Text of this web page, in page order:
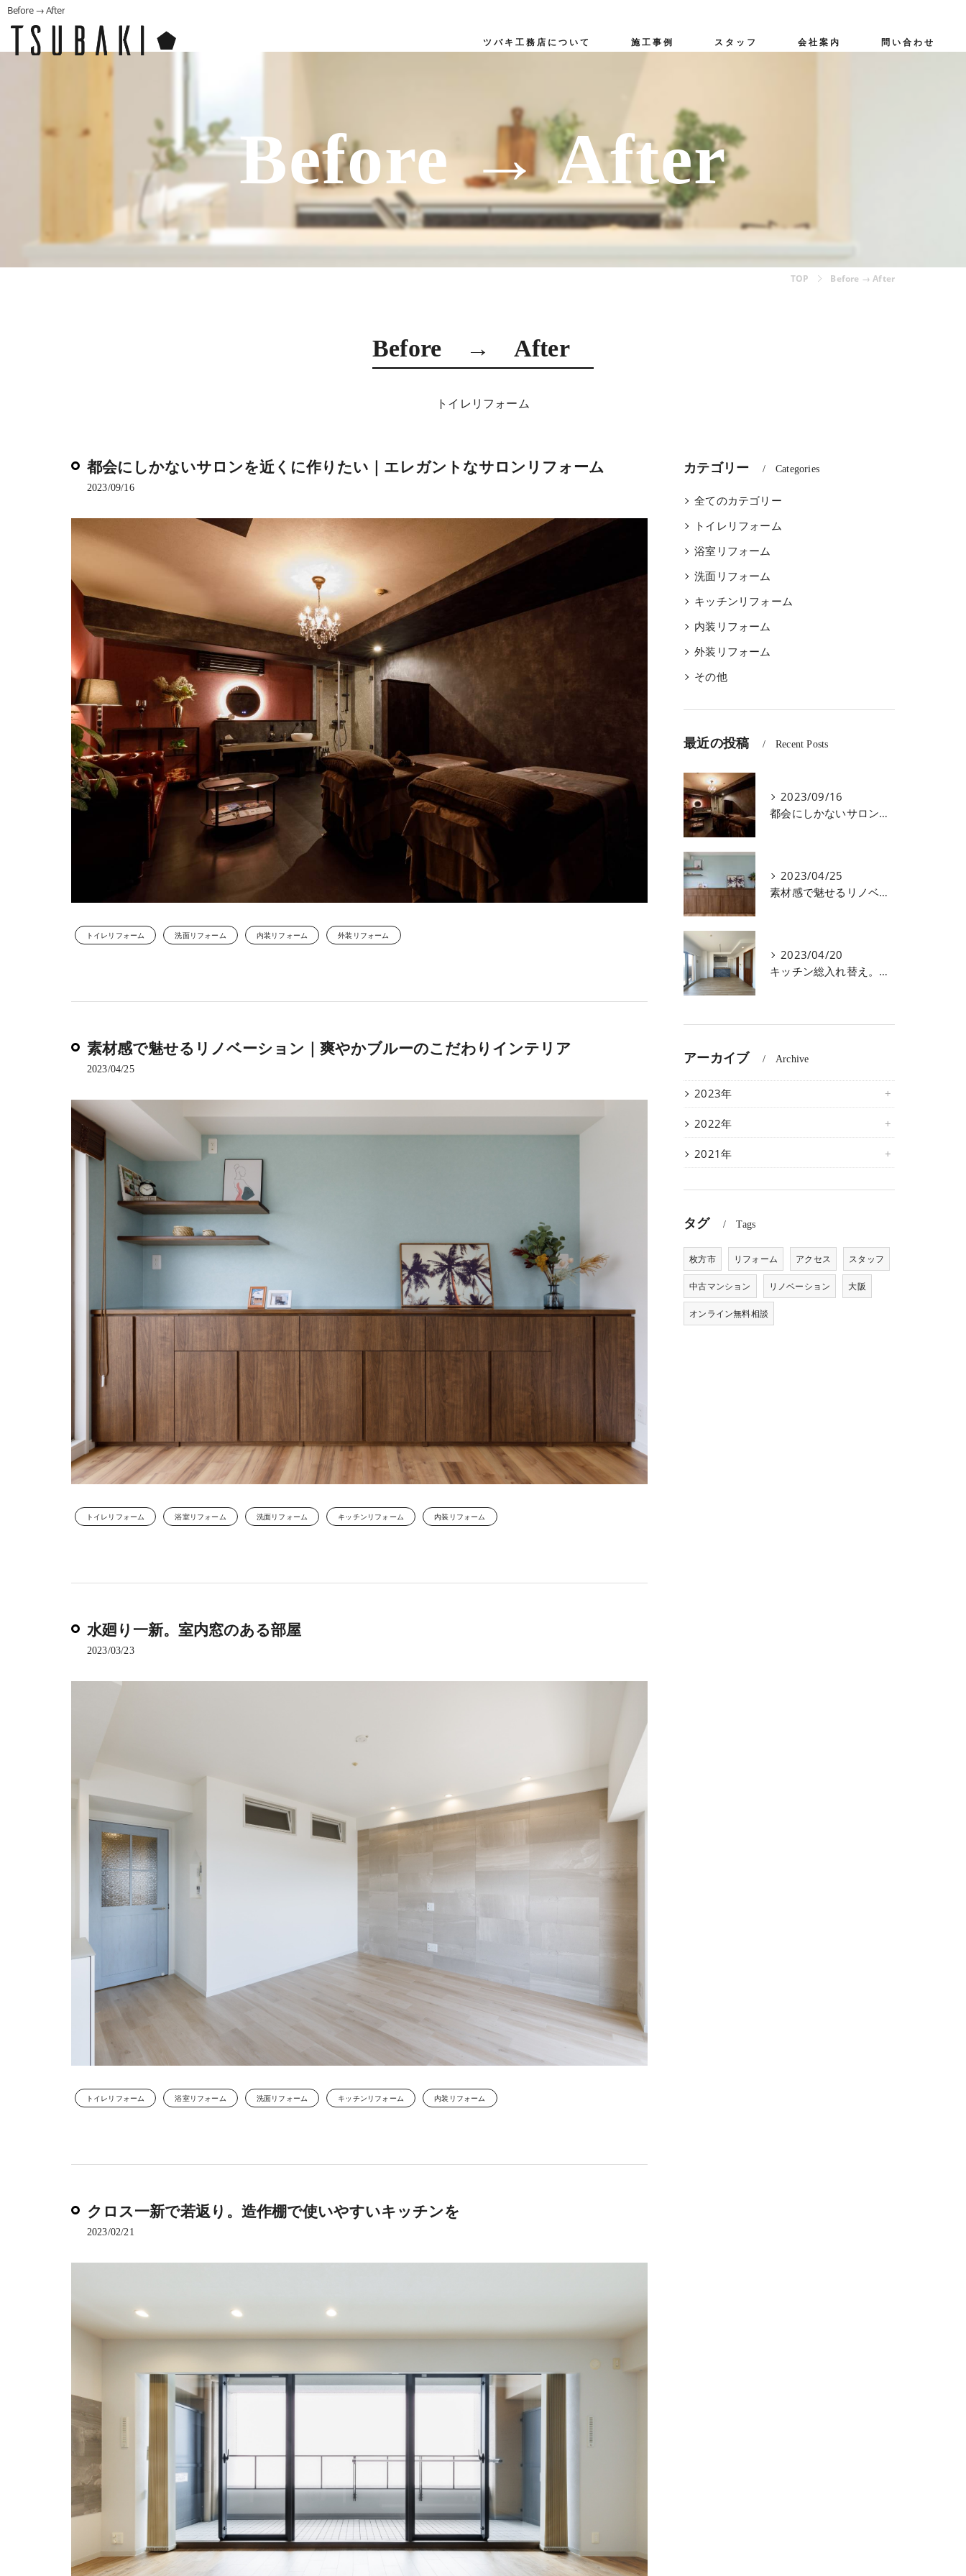
Before → After
ツバキ工務店について
リフォーム
施工事例 スタッフ 会社案内 問い合わせ
Before → After
TOP Before → After
Before → After
トイレリフォーム
都会にしかないサロンを近くに作りたい｜エレガントなサロンリフォーム
2023/09/16
トイレリフォーム 洗面リフォーム 内装リフォーム 外装リフォーム
素材感で魅せるリノベーション｜爽やかブルーのこだわりインテリア
2023/04/25
トイレリフォーム 浴室リフォーム 洗面リフォーム キッチンリフォーム 内装リフォーム
水廻り一新。室内窓のある部屋
2023/03/23
トイレリフォーム 浴室リフォーム 洗面リフォーム キッチンリフォーム 内装リフォーム
クロス一新で若返り。造作棚で使いやすいキッチンを
2023/02/21
カテゴリー Categories
全てのカテゴリー
トイレリフォーム
浴室リフォーム
洗面リフォーム
キッチンリフォーム
内装リフォーム
外装リフォーム
その他
最近の投稿 Recent Posts
2023/09/16
都会にしかないサロンを近くに作りたい｜エレガントなサロンリフォーム
2023/04/25
素材感で魅せるリノベーション｜爽やかブルーのこだわりインテリア
2023/04/20
キッチン総入れ替え。収納容量キープでオープンなLDKを
アーカイブ Archive
2023年
2022年
2021年
タグ Tags
枚方市 リフォーム アクセス スタッフ
中古マンション リノベーション 大阪
オンライン無料相談